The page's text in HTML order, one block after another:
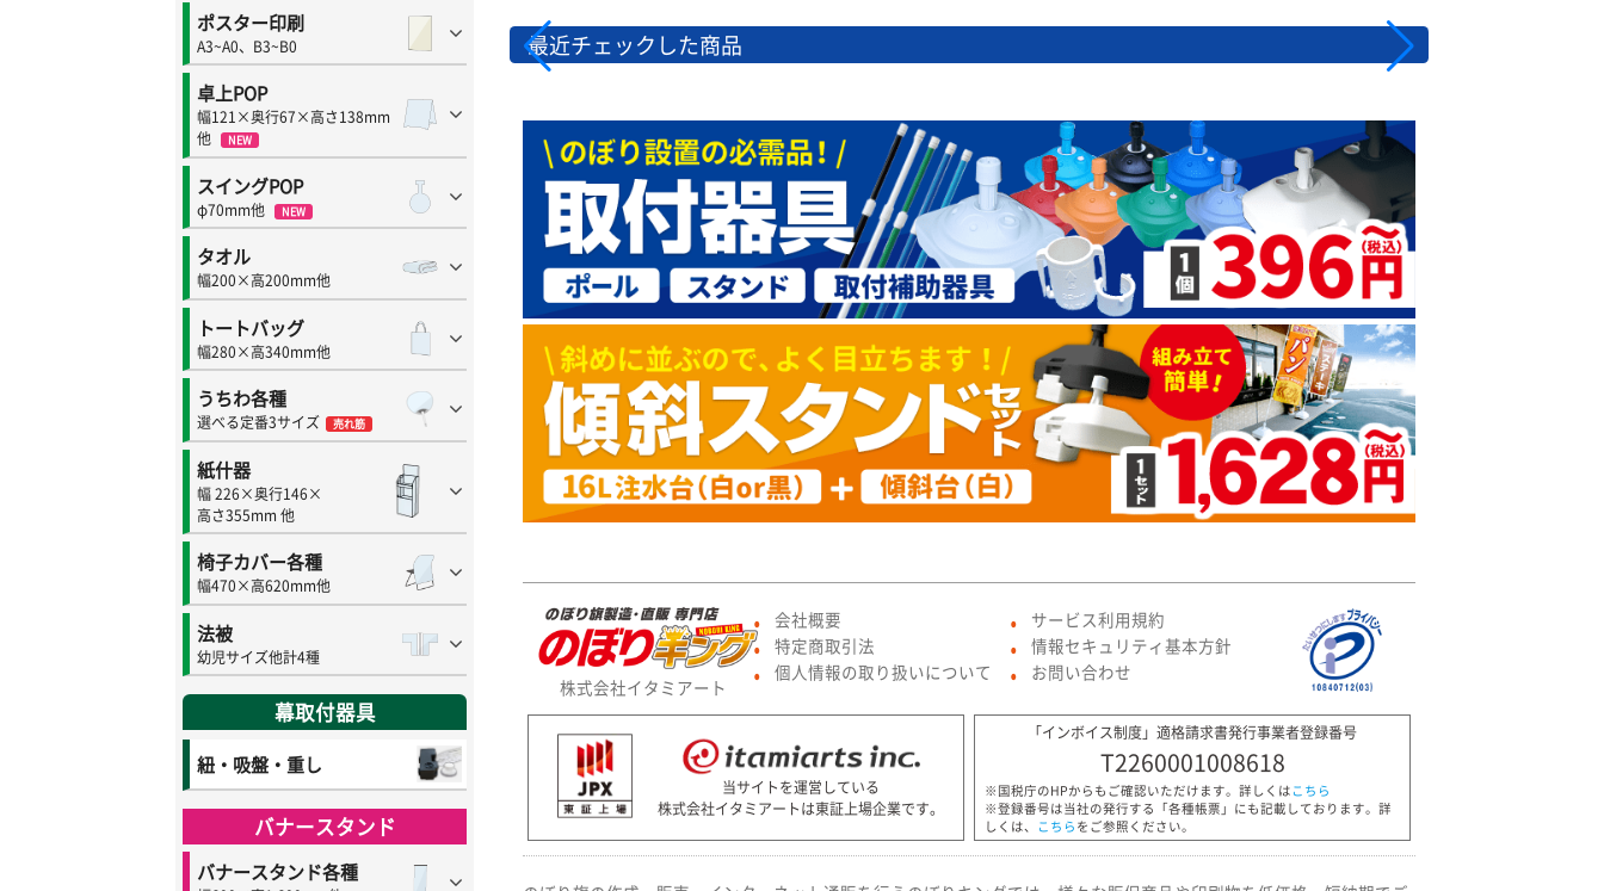
ポスター印刷
A3~A0、B3~B0
卓上POP
幅121×奥行67×高さ138mm
他
NEW
スイングPOP
φ70mm他 NEW
タオル
幅200×高200mm他
トートバッグ
幅280×高340mm他
うちわ各種
選べる定番3サイズ 売れ筋
紙什器
幅 226×奥行146×
高さ355mm 他
椅子カバー各種
幅470×高620mm他
法被
幼児サイズ他計4種
幕取付器具
紐・吸盤・重し
バナースタンド
バナースタンド各種
最近チェックした商品
株式会社イタミアート
● 会社概要
● 特定商取引法
● 個人情報の取り扱いについて
● サービス利用規約
● 情報セキュリティ基本方針
● お問い合わせ
当サイトを運営している
株式会社イタミアートは東証上場企業です。
「インボイス制度」適格請求書発行事業者登録番号
T2260001008618
※国税庁のHPからもご確認いただけます。詳しくは こちら
※登録番号は当社の発行する「各種帳票」にも記載しております。詳
しくは、
こちら をご参照ください。